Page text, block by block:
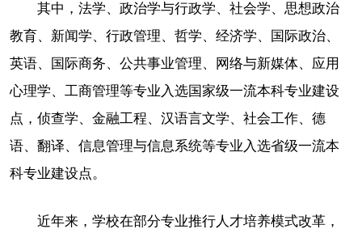
其中，法学、政治学与行政学、社会学、思想政治
教育、新闻学、行政管理、哲学、经济学、国际政治、
英语、国际商务、公共事业管理、网络与新媒体、应用
心理学、工商管理等专业入选国家级一流本科专业建设
点，侦查学、金融工程、汉语言文学、社会工作、德
语、翻译、信息管理与信息系统等专业入选省级一流本
科专业建设点。
近年来，学校在部分专业推行人才培养模式改革，